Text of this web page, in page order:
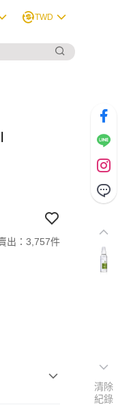
TWD
出：3,757件
清除
紀錄